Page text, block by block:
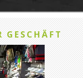
GESCHÄFT